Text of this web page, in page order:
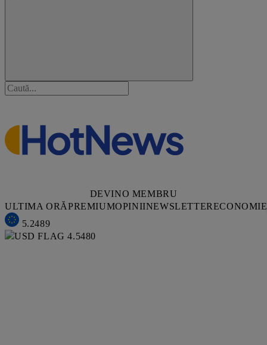
DEVINO MEMBRU
ULTIMA ORĂPREMIUMOPINIINEWSLETTERECONOMIE
5.2489
4.5480